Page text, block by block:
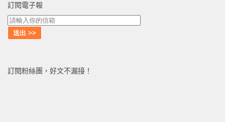
訂閱電子報
訂閱粉絲團，好文不漏接！